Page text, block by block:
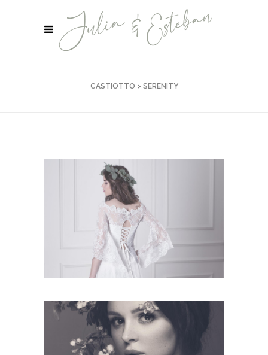
CASTIOTTO > SERENITY